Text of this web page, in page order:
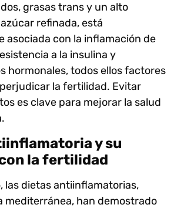
grasas trans y un alto
refinada, está
asociada con la inflamación de
a la insulina y
hormonales, todos ellos factores
la fertilidad. Evitar
es clave para mejorar la salud
y su
la fertilidad
las dietas antiinflamatorias,
mediterránea, han demostrado